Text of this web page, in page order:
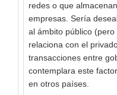
redes o que
empresas. Sería
al ámbito público
relaciona con el
transacciones entre
contemplara este
en otros países.